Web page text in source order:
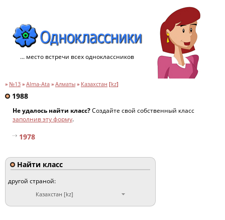
... место встречи всех одноклассников
» №13 » Alma-Ata » Алматы » Казахстан [kz]
1988
Не удалось найти класс?Создайте свой собственный класс
заполнив эту форму.
1978
Найти класс
другой страной:
Казахстан [kz]